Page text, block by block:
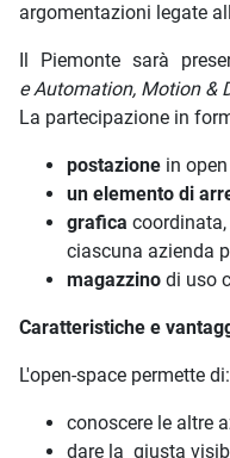
argomentazioni legate
Il Piemonte sarà
eAutomation, Motion &
La partecipazione in
postazione in
un elemento di
grafica
ciascuna azienda
magazzino di uso
Caratteristiche e
L'open-space permette di:
conoscere le altre
dare la giusta